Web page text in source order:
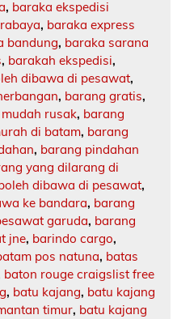
, baraka ekspedisi
, baraka express
bandung, baraka sarana
, barakah ekspedisi,
dibawa di pesawat,
, barang gratis,
rusak, barang
di batam, barang
, barang pindahan
yang dilarang di
dibawa di pesawat,
ke bandara, barang
garuda, barang
jne, barindo cargo,
pos natuna, batas
baton rouge craigslist free
, batu kajang, batu kajang
timur, batu kajang